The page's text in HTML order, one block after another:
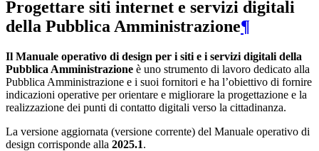
Progettare siti internet e servizi digitali
della Pubblica Amministrazione¶
Il Manuale operativo di design per i siti e i servizi digitali della
Pubblica Amministrazione è uno strumento di lavoro dedicato alla
Pubblica Amministrazione e i suoi fornitori e ha l’obiettivo di fornire
indicazioni operative per orientare e migliorare la progettazione e la
realizzazione dei punti di contatto digitali verso la cittadinanza.
La versione aggiornata (versione corrente) del Manuale operativo di
design corrisponde alla 2025.1.